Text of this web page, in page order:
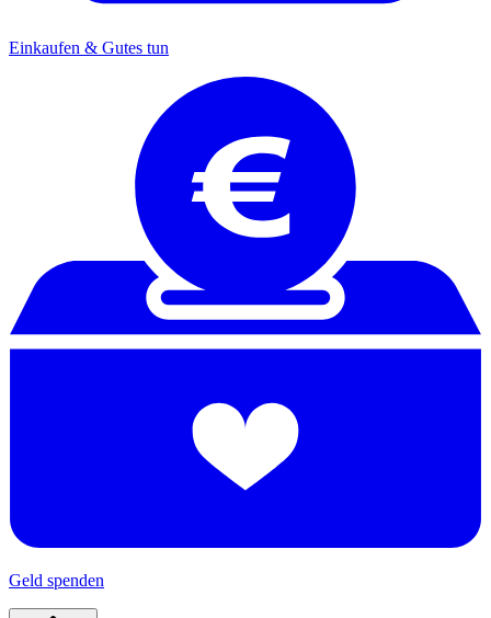
Einkaufen & Gutes tun
Geld spenden